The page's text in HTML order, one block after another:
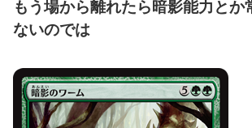
もう場から離れたら暗影能力とか
ないのでは